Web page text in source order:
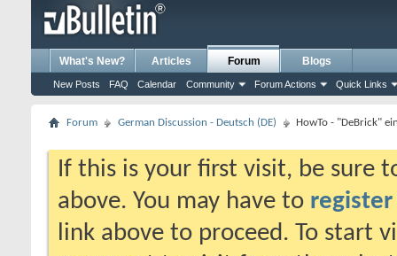
What's New? Articles Forum
New Posts FAQ Calendar Community Forum Actions Quick Links
Blogs
Forum German Discussion - Deutsch (DE) HowTo - "DeBrick"
If this is your first visit, be sure
above. You may have to register
link above to proceed. To start